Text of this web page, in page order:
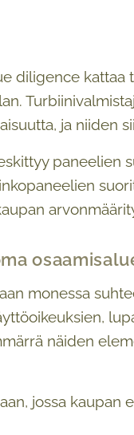
diligence
ja niiden
paneelien
monessa
näiden
jossa